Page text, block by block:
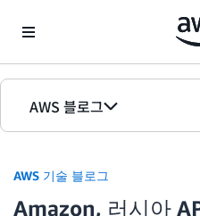
AWS 블로그
홈
에디션
AWS 기술 블로그
Amazon, 러시아